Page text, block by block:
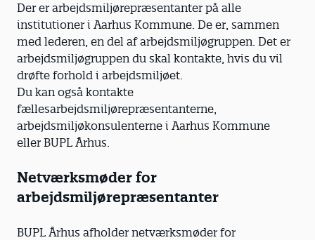
Der er arbejdsmiljørepræsentanter på alle
institutioner i Aarhus Kommune. De er, sammen
med lederen, en del af arbejdsmiljøgruppen. Det er
arbejdsmiljøgruppen du skal kontakte, hvis du vil
drøfte forhold i arbejdsmiljøet.
Du kan også kontakte
fællesarbejdsmiljørepræsentanterne,
arbejdsmiljøkonsulenterne i Aarhus Kommune
eller BUPL Århus.
Netværksmøder for
arbejdsmiljørepræsentanter
BUPL Århus afholder netværksmøder for